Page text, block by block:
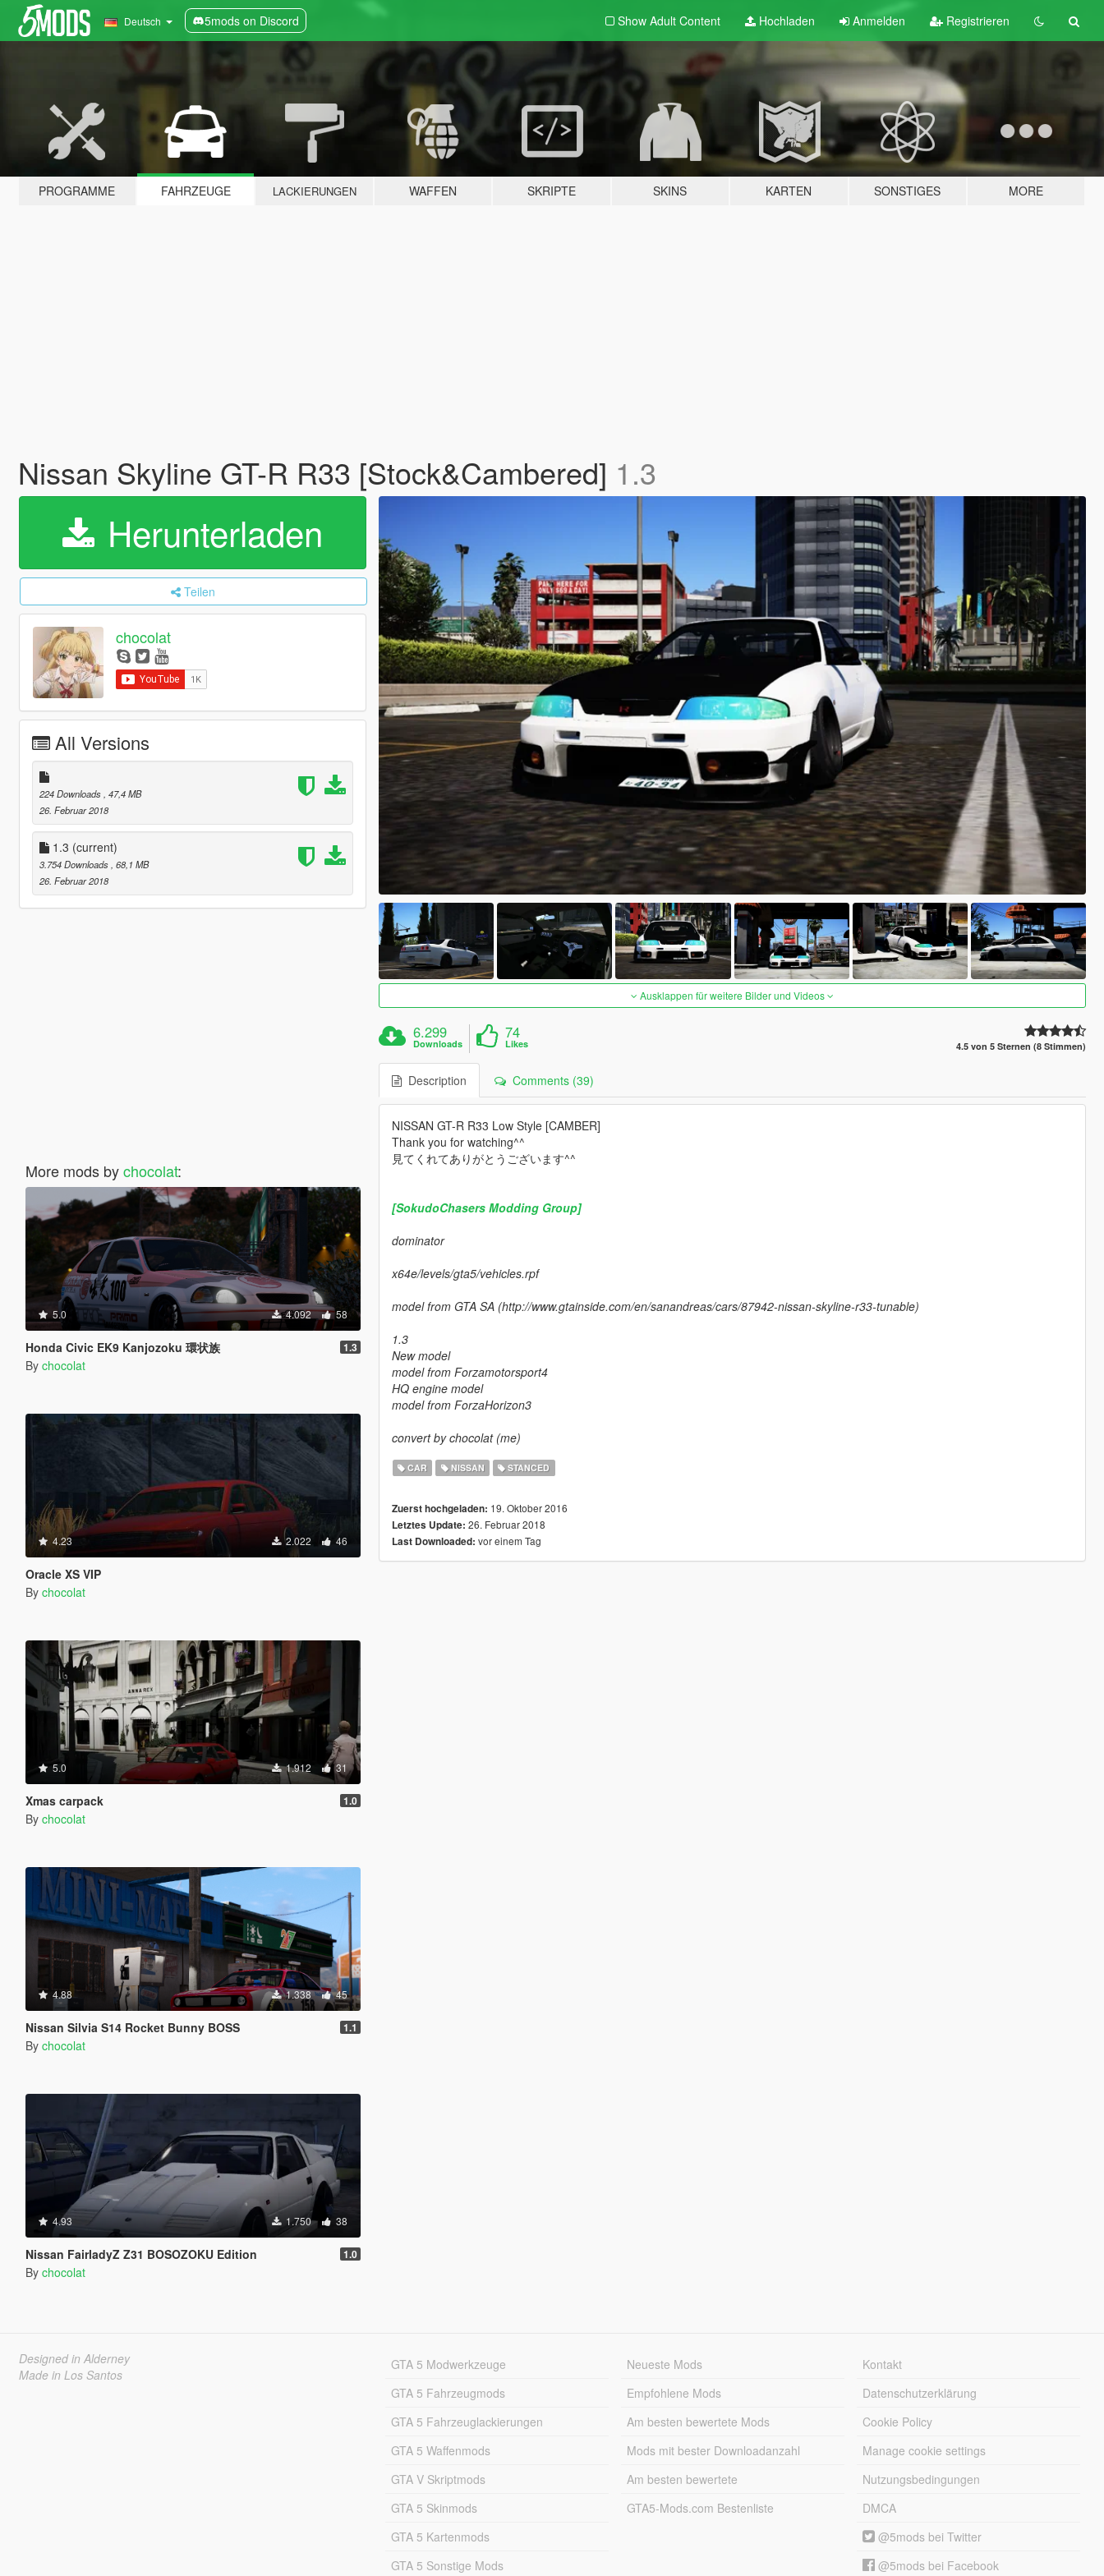
Deutsch 5mods on Discord Show Adult Content Hochladen Anmelden Registrieren
PROGRAMME FAHRZEUGE LACKIERUNGEN WAFFEN SKRIPTE SKINS KARTEN SONSTIGES MORE
Nissan Skyline GT-R R33 [Stock&Cambered] 1.3
Herunterladen
Teilen
chocolat
All Versions
224 Downloads , 47,4 MB
26. Februar 2018
1.3 (current)
3.754 Downloads , 68,1 MB
26. Februar 2018
More mods bychocolat:
5.0 4.092 58
Honda Civic EK9 Kanjozoku 環状族 1.3
By chocolat
4.23 2.022 46
Oracle XS VIP
By chocolat
5.0 1.912 31
Xmas carpack 1.0
By chocolat
4.88 1.338 45
Nissan Silvia S14 Rocket Bunny BOSS 1.1
By chocolat
4.93 1.750 38
Nissan FairladyZ Z31 BOSOZOKU Edition 1.0
By chocolat
Ausklappen für weitere Bilder und Videos
6.299
Downloads
74
Likes 4.5 von 5 Sternen (8 Stimmen)
Description Comments (39)
NISSAN GT-R R33 Low Style [CAMBER]
Thank you for watching^^
見てくれてありがとうございます^^
[SokudoChasers Modding Group]
dominator
x64e/levels/gta5/vehicles.rpf
model from GTA SA (http://www.gtainside.com/en/sanandreas/cars/87942-nissan-skyline-r33-tunable)
1.3
New model
model from Forzamotorsport4
HQ engine model
model from ForzaHorizon3
convert by chocolat (me)
CAR NISSAN STANCED
Zuerst hochgeladen: 19. Oktober 2016
Letztes Update: 26. Februar 2018
Last Downloaded: vor einem Tag
Designed in Alderney
Made in Los Santos
GTA 5 Modwerkzeuge
GTA 5 Fahrzeugmods
GTA 5 Fahrzeuglackierungen
GTA 5 Waffenmods
GTA V Skriptmods
GTA 5 Skinmods
GTA 5 Kartenmods
GTA 5 Sonstige Mods
Neueste Mods
Empfohlene Mods
Am besten bewertete Mods
Mods mit bester Downloadanzahl
Am besten bewertete
GTA5-Mods.com Bestenliste
Kontakt
Datenschutzerklärung
Cookie Policy
Manage cookie settings
Nutzungsbedingungen
DMCA
@5mods bei Twitter
@5mods bei Facebook